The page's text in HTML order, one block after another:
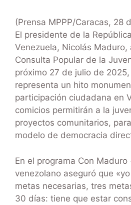
(Prensa MPPP/Caracas, 28
El presidente de la
Venezuela, Nicolás Maduro,
Consulta Popular de la
próximo 27 de julio de
representa un hito
participación ciudadana en
comicios permitirán a la
proyectos comunitarios,
modelo de democracia
En el programa Con
venezolano aseguró que
metas necesarias, tres
30 días: tiene que estar